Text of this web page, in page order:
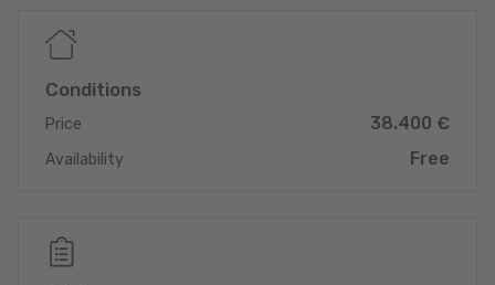
Conditions
Price 38.400 €
Availability Free